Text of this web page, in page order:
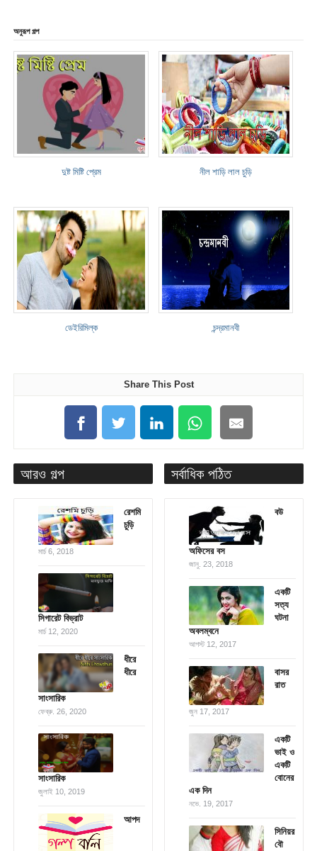
অনুরূপ গল্প
দুষ্ট মিষ্টি প্রেম নীল শাড়ি লাল চুড়ি
ডেইরিমিল্ক চন্দ্রমানবী
Share This Post
আরও গল্প
রেশমি
চুড়ি
মার্চ 6, 2018
সিগারেট বিভ্রাট
মার্চ 12, 2020
ধীরে
ধীরে
সাংসারিক
ফেব্রু. 26, 2020
সাংসারিক
জুলাই 10, 2019
আপদ
সর্বাধিক পঠিত
বউ
অফিসের বস
জানু. 23, 2018
একটি
সত্য
ঘটনা
অবলম্বনে
আগস্ট 12, 2017
বাসর
রাত
জুন 17, 2017
একটি
ভাই ও
একটি
বোনের
এক দিন
নভে. 19, 2017
সিনিয়র
বৌ